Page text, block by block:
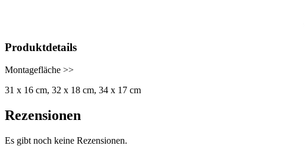
Produktdetails
Montagefläche >>
31 x 16 cm, 32 x 18 cm, 34 x 17 cm
Rezensionen
Es gibt noch keine Rezensionen.